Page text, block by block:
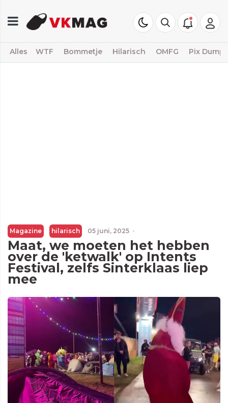
Alles WTF Bommetje Hilarisch OMFG Pix Dump
Magazine hilarisch 05 juni, 2025 ·
Maat, we moeten het hebben
over de 'ketwalk' op Intents
Festival, zelfs Sinterklaas liep
mee